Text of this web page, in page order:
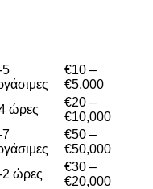
5
€10 –
€5,000
ώρες
€20 –
€10,000
7
€50 –
€50,000
2 ώρες
€30 –
€20,000